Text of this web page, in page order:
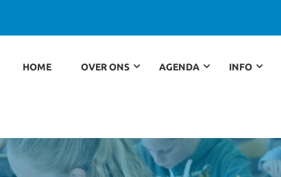
HOME OVER ONS AGENDA INFO